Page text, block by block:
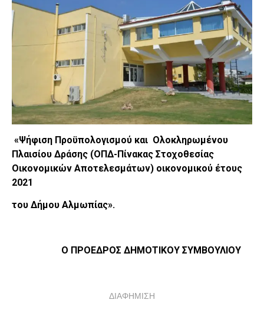
«Ψήφιση Προϋπολογισμού και Ολοκληρωμένου
Πλαισίου Δράσης (ΟΠΔ-Πίνακας Στοχοθεσίας
Οικονομικών Αποτελεσμάτων) οικονομικού έτους
2021
του Δήμου Αλμωπίας».
Ο ΠΡΟΕΔΡΟΣ ΔΗΜΟΤΙΚΟΥ ΣΥΜΒΟΥΛΙΟΥ
ΔΙΑΦΗΜΙΣΗ